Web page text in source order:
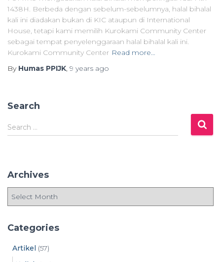
1438H. Berbeda dengan sebelum-sebelumnya, halal bihalal
kali ini diadakan bukan di KIC ataupun di International
House, tetapi kami memilih Kurokami Community Center
sebagai tempat penyelenggaraan halal bihalal kali ini.
Kurokami Community Center Read more…
By Humas PPIJK, 9 years ago
Search
S
e
h
f
Search …
Archives
h
Categories
Artikel (57)